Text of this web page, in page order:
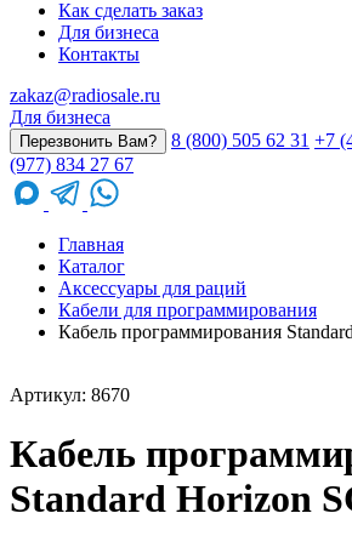
Как сделать заказ
Для бизнеса
Контакты
zakaz@radiosale.ru
Для бизнеса
Перезвонить Вам? 8 (800) 505 62 31 +7
(977) 834 27 67
Главная
Каталог
Аксессуары для раций
Кабели для программирования
Кабель программирования
Артикул: 8670
Кабель
Standard Horizon